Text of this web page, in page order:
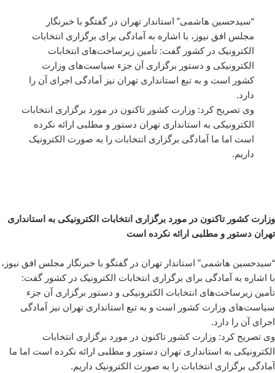
“سیدحسین هاشمی” استاندار تهران در گفتگو با خبرنگار
مجلس افق نیوز ، با اشاره به آمادگی برای برگزاری انتخابات
الکترونیک در کشور گفت: تأمین زیرساخت‌های انتخابات
الکترونیکی و دستور برگزاری آن جزء سیاست‌های وزارت
کشور است و به تبع استانداری تهران نیز آمادگی اجرای آن را
دارد.
وی تصریح کرد: وزارت کشور تاکنون در مورد برگزاری انتخابات
الکترونیکی به استانداری تهران دستور و مطلبی ارائه نکرده
است اما ما آمادگی برگزاری انتخابات را به صورت الکترونیک
داریم.
وزارت کشور تاکنون در مورد برگزاری انتخابات الکترونیکی به استانداری
تهران دستور و مطلبی ارائه نکرده است
“سیدحسین هاشمی” استاندار تهران در گفتگو با خبرنگار مجلس افق نیوز ،
با اشاره به آمادگی برای برگزاری انتخابات الکترونیک در کشور گفت:
تأمین زیرساخت‌های انتخابات الکترونیکی و دستور برگزاری آن جزء
سیاست‌های وزارت کشور است و به تبع استانداری تهران نیز آمادگی
اجرای آن را دارد.
وی تصریح کرد: وزارت کشور تاکنون در مورد برگزاری انتخابات
الکترونیکی به استانداری تهران دستور و مطلبی ارائه نکرده است اما ما
آمادگی برگزاری انتخابات را به صورت الکترونیک داریم.